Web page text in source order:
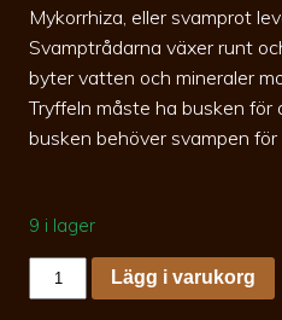
Mykorrhiza, eller svamprot
Svamptrådarna växer runt
byter vatten och mineraler
Tryffeln måste ha busken för
busken behöver svampen
9 i lager
Corylus
avellana
Tryffelympad
Lägg i varukorg